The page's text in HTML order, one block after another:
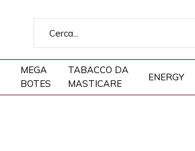
MEGA
BOTES
TABACCO DA
MASTICARE
ENERGY